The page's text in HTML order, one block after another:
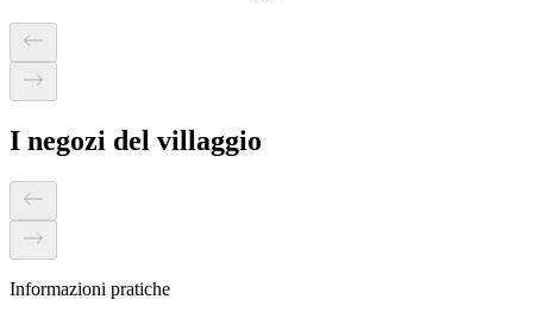
I negozi del villaggio
Informazioni pratiche